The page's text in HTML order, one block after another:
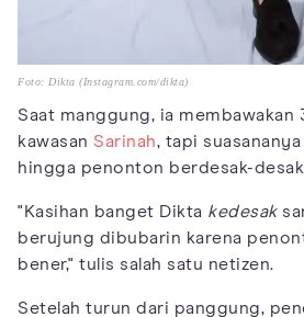
Foto: Dikta (Instagram.com/dikta)
Saat manggung, ia membawakan
kawasan Sarinah, tapi
hingga penonton berdesak-
"Kasihan banget Dikta kedesak
berujung dibubarin karena
bener," tulis salah satu netizen.
Setelah turun dari panggung,